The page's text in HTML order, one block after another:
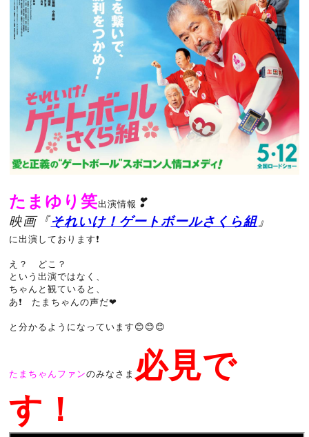
たまゆり笑出演情報 ❣
映画『それいけ！ゲートボールさくら組』
に出演しております❗
え？ どこ？
という出演ではなく、
ちゃんと観ていると、
あ❗ たまちゃんの声だ❤
と分かるようになっています😊😊😊
たまちゃんファンのみなさま 必見で
す！